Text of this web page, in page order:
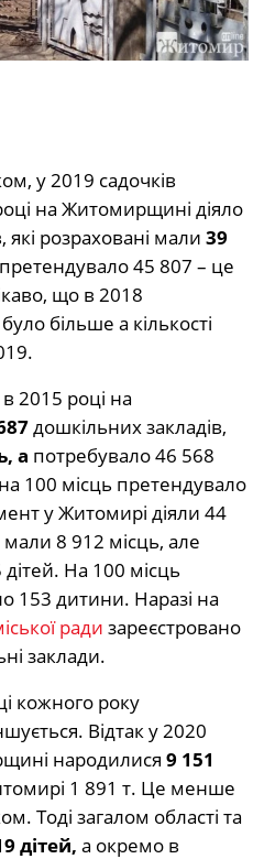
у 2019 садочків
на Житомирщині діяло
які розраховані мали 39
45 807 – це
що в 2018
більше а кількості
2015 році на
дошкільних закладів,
а потребувало46 568
100 місць претендувало
у Житомирі діяли 44
мали 8 912 місць, але
На 100 місць
153 дитини. Наразі на
ради зареєстровано
заклади.
кожного року
Відтак у 2020
народилися 9 151
1 891 т. Це менше
Тоді загалом області та
дітей, а окремо в